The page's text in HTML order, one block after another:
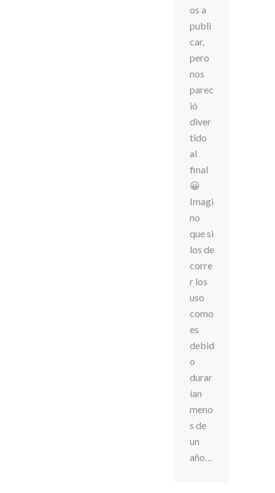
os a
publi
car,
pero
nos
parec
ió
diver
tido
al
final
😀
Imagi
no
que si
los de
corre
r los
uso
como
es
debid
o
durar
ían
meno
s de
un
año…